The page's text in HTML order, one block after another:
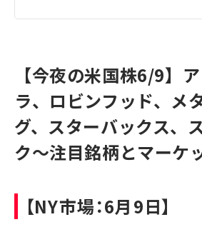
【今夜の米国株6/9】
ラ、ロビンフッド、メ
グ、スターバックス、
ク～注目銘柄とマーケ
【NY市場：6月9日】